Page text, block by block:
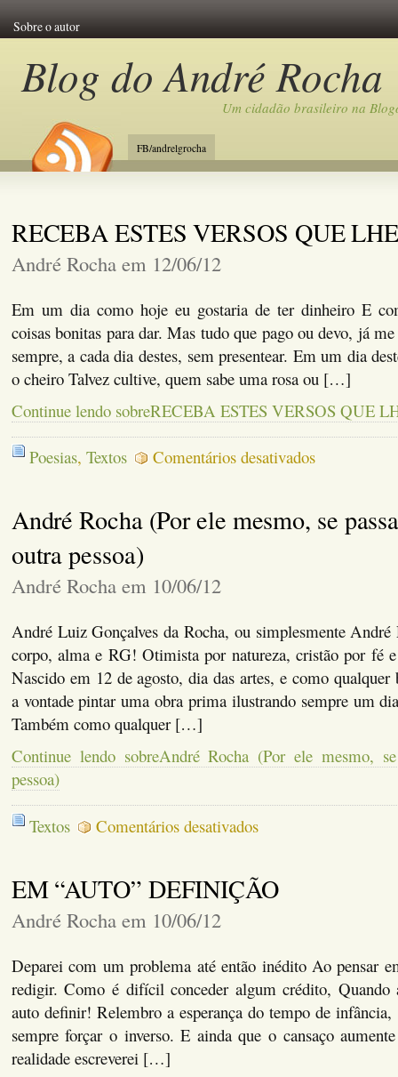
Sobre o autor
Blog do André Rocha
Um cidadão brasileiro na
FB/andrelgrocha
RECEBA ESTES VERSOS QUE
André Rocha em 12/06/12
Em um dia como hoje eu gostaria de ter dinheiro E
coisas bonitas para dar. Mas tudo que pago ou devo, já
sempre, a cada dia destes, sem presentear. Em um dia
o cheiro Talvez cultive, quem sabe uma rosa ou […]
Continue lendo sobreRECEBA ESTES VERSOS QUE
Poesias, Textos Comentários desativadosem
RECEBA
LHE
André Rocha (Por ele mesmo, se
outra pessoa)
André Rocha em 10/06/12
André Luiz Gonçalves da Rocha, ou simplesmente André
corpo, alma e RG! Otimista por natureza, cristão por fé
Nascido em 12 de agosto, dia das artes, e como
a vontade pintar uma obra prima ilustrando sempre um
Também como qualquer […]
Continue lendo sobreAndré Rocha (Por ele mesmo,
pessoa)
Textos Comentários desativadosem
André
ele
mesmo,
outra
pessoa)
EM “AUTO” DEFINIÇÃO
André Rocha em 10/06/12
Deparei com um problema até então inédito Ao pensar
redigir. Como é difícil conceder algum crédito, Quando
auto definir! Relembro a esperança do tempo de infância,
sempre forçar o inverso. E ainda que o cansaço
realidade escreverei […]